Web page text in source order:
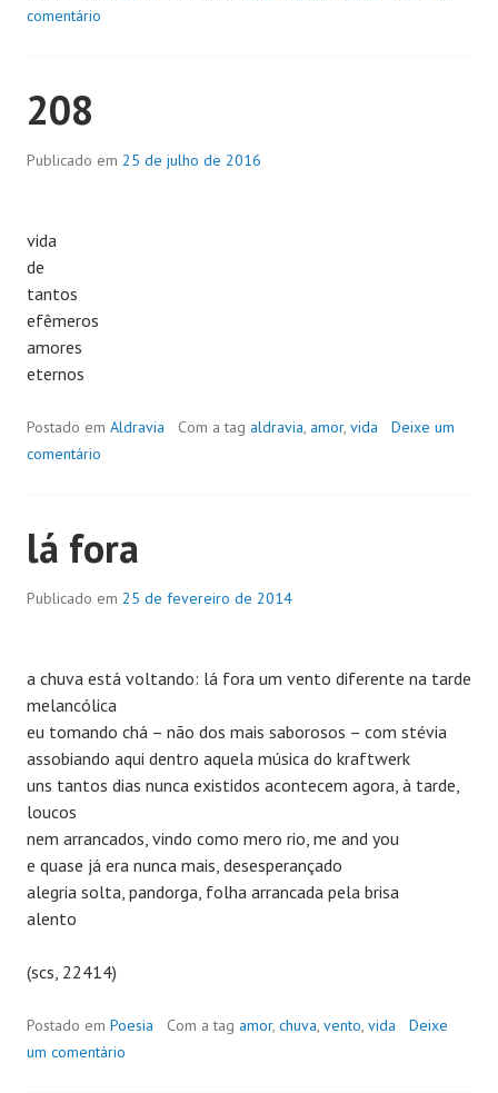
comentário
208
Publicado em 25 de julho de 2016
vida
de
tantos
efêmeros
amores
eternos
Postado em Aldravia Com a tag aldravia, amor, vida
Deixe um
comentário
lá fora
Publicado em 25 de fevereiro de 2014
a chuva está voltando: lá fora um vento diferente na tarde
melancólica
eu tomando chá – não dos mais saborosos – com stévia
assobiando aqui dentro aquela música do kraftwerk
uns tantos dias nunca existidos acontecem agora, à tarde,
loucos
nem arrancados, vindo como mero rio, me and you
e quase já era nunca mais, desesperançado
alegria solta, pandorga, folha arrancada pela brisa
alento
(scs, 22414)
Postado em Poesia Com a tag amor, chuva, vento, vida
Deixe
um comentário